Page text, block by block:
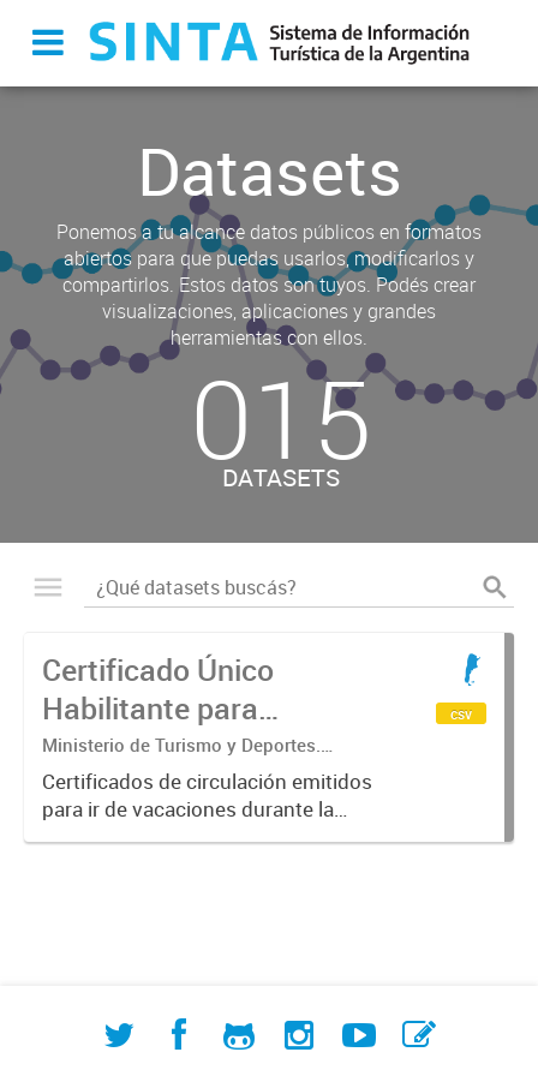
Datasets
Ponemos a tu alcance datos públicos en formatos
abiertos para que puedas usarlos, modificarlos y
compartirlos. Estos datos son tuyos. Podés crear
visualizaciones, aplicaciones y grandes
herramientas con ellos.
015
DATASETS
Certificado Único
Habilitante para
Circulación (CUHC) -
VERANO
Ministerio de Turismo y Deportes.
Subsecretaría de Desarrollo Estratégico.
Dirección Nacional de Mercados y
Estadística
Certificados de circulación emitidos
para ir de vacaciones durante la
emergencia sanitaria
csv